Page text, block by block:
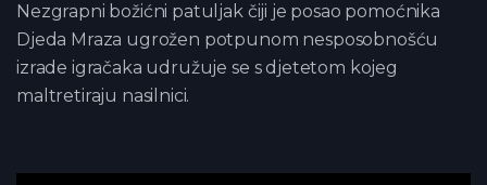
Nezgrapni božićni patuljak čiji je posao pomoćnika
Djeda Mraza ugrožen potpunom nesposobnošću
izrade igračaka udružuje se s djetetom kojeg
maltretiraju nasilnici.